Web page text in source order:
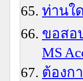
ท่านใ
ขอสอ
MS
ต้องก